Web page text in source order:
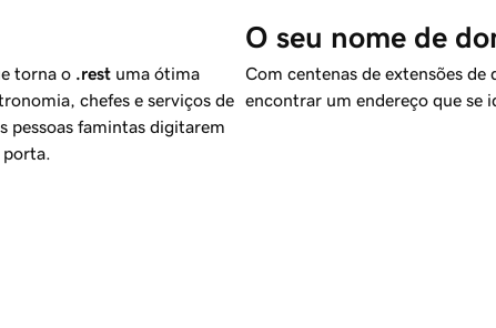
torna o .rest uma ótima
chefes e serviços de
pessoas famintas digitarem
porta.
O seu nome de
Com centenas de extensões
encontrar um endereço que se